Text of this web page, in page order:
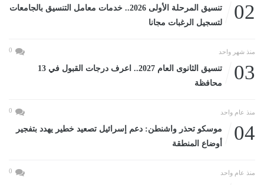
02
تنسيق المرحلة الأولى 2026.. خدمات معامل التنسيق بالجامعات
لتسجيل الرغبات مجانا
منذ شهر واحد 0
03
تنسيق الثانوى العام 2027.. اعرف درجات القبول في 13
محافظة
منذ عام واحد 0
04
موسكو تحذر واشنطن: دعم إسرائيل تصعيد خطير يهدد بتفجير
أوضاع المنطقة
منذ عام واحد 0